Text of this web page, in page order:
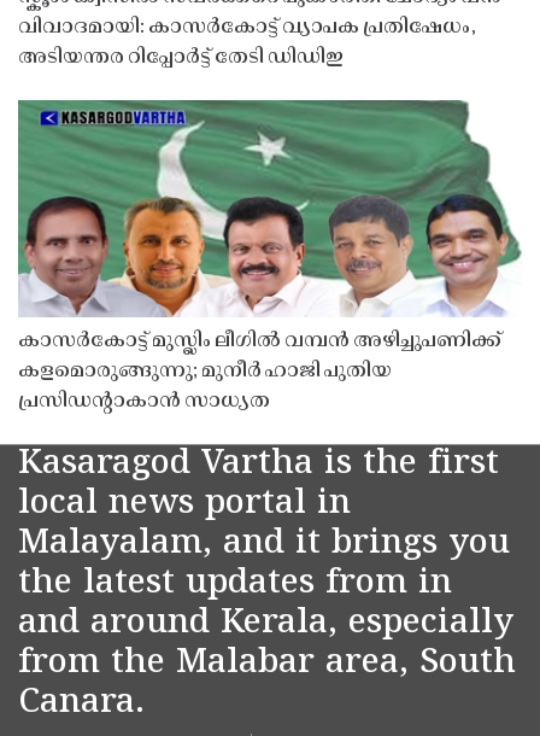
വിവാദമായി: കാസർകോട്ട് വ്യാപക പ്രതിഷേധം,
അടിയന്തര റിപ്പോർട്ട് തേടി ഡിഡിഇ
കാസർകോട്ട് മുസ്ലിം ലീഗിൽ വമ്പൻ അഴിച്ചുപണിക്ക്
കളമൊരുങ്ങുന്നു; മുനീർ ഹാജി പുതിയ
പ്രസിഡൻ്റാകാൻ സാധ്യത
Kasaragod Vartha is the first
local news portal in
Malayalam, and it brings you
the latest updates from in
and around Kerala, especially
from the Malabar area, South
Canara.